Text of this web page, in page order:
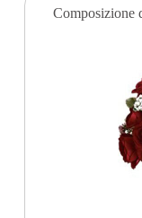
Composizione